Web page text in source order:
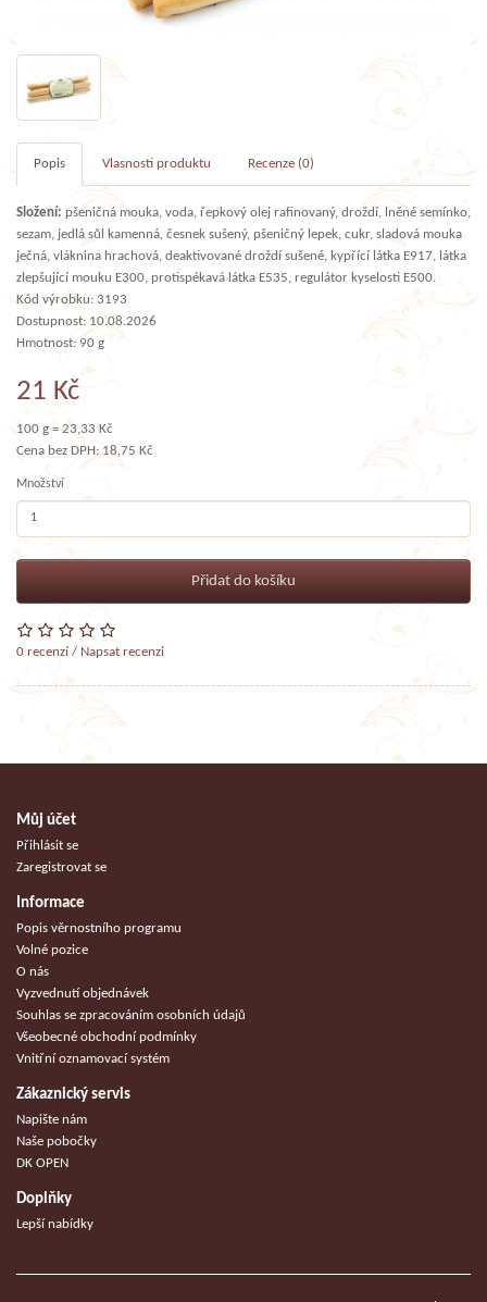
Popis Vlasnosti produktu Recenze (0)
Složení: pšeničná mouka, voda, řepkový olej rafinovaný, droždí, lněné semínko,
sezam, jedlá sůl kamenná, česnek sušený, pšeničný lepek, cukr, sladová mouka
ječná, vláknina hrachová, deaktivované droždí sušené, kypřící látka E917, látka
zlepšující mouku E300, protispékavá látka E535, regulátor kyselosti E500.
Kód výrobku: 3193
Dostupnost: 10.08.2026
Hmotnost: 90 g
21 Kč
100 g = 23,33 Kč
Cena bez DPH: 18,75 Kč
Množství
Přidat do košíku
0 recenzí/ Napsat recenzi
Můj účet
Přihlásit se
Zaregistrovat se
Informace
Popis věrnostního programu
Volné pozice
O nás
Vyzvednutí objednávek
Souhlas se zpracováním osobních údajů
Všeobecné obchodní podmínky
Vnitřní oznamovací systém
Zákaznický servis
Napište nám
Naše pobočky
DK OPEN
Doplňky
Lepší nabídky